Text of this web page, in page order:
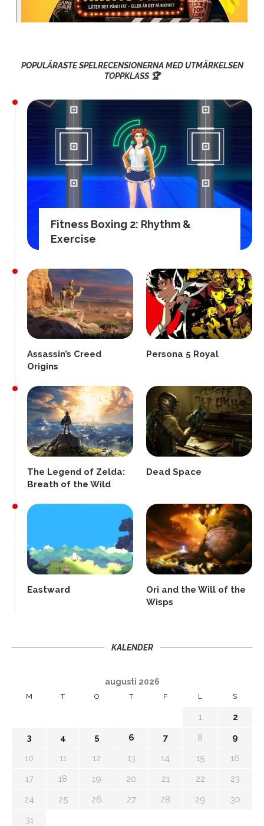
POPULÄRASTE SPELRECENSIONERNA MED UTMÄRKELSEN
TOPPKLASS 🏆
Fitness Boxing 2: Rhythm &
Exercise
Assassin’s Creed
Origins
Persona 5 Royal
The Legend of Zelda:
Breath of the Wild
Dead Space
Eastward
Ori and the Will of the
Wisps
KALENDER
augusti 2026
M T O T F L S
1
2
3
4 5 6 7 8
9
10
11 12 13 14 15
16
17
18 19 20 21 22
23
24
25 26 27 28 29
30
31